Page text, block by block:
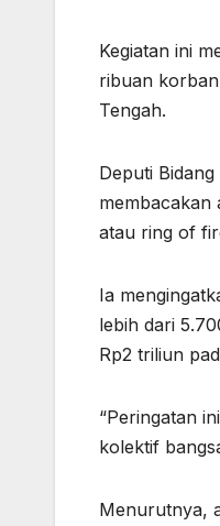
Kegiatan ini
ribuan
Tengah.
Deputi
membacakan
atau ring of
Ia
lebih dari
Rp2 triliun
“Peringatan
kolektif
Menurutnya,